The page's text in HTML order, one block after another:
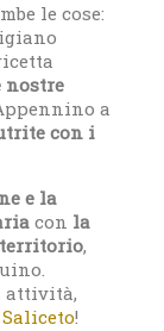
le cose:
nostre
a
con i
e la
con la
,
attività,
!